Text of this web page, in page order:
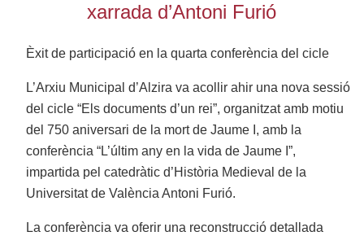
xarrada d’Antoni Furió
Èxit de participació en la quarta conferència del cicle
L’Arxiu Municipal d’Alzira va acollir ahir una nova sessió
del cicle “Els documents d’un rei”, organitzat amb motiu
del 750 aniversari de la mort de Jaume I, amb la
conferència “L’últim any en la vida de Jaume I”,
impartida pel catedràtic d’Història Medieval de la
Universitat de València Antoni Furió.
La conferència va oferir una reconstrucció detallada